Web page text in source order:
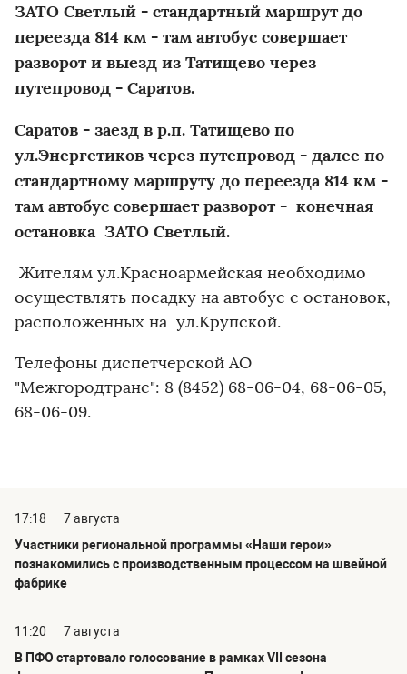
ЗАТО Светлый - стандартный маршрут до
переезда 814 км - там автобус совершает
разворот и выезд из Татищево через
путепровод - Саратов.
Саратов - заезд в р.п. Татищево по
ул.Энергетиков через путепровод - далее по
стандартному маршруту до переезда 814 км -
там автобус совершает разворот - конечная
остановка ЗАТО Светлый.
Жителям ул.Красноармейская необходимо
осуществлять посадку на автобус с остановок,
расположенных на ул.Крупской.
Телефоны диспетчерской АО
"Межгородтранс": 8 (8452) 68-06-04, 68-06-05,
68-06-09.
17:18
7 августа
Участники региональной программы «Наши герои»
познакомились с производственным процессом на швейной
фабрике
11:20
7 августа
В ПФО стартовало голосование в рамках VII сезона